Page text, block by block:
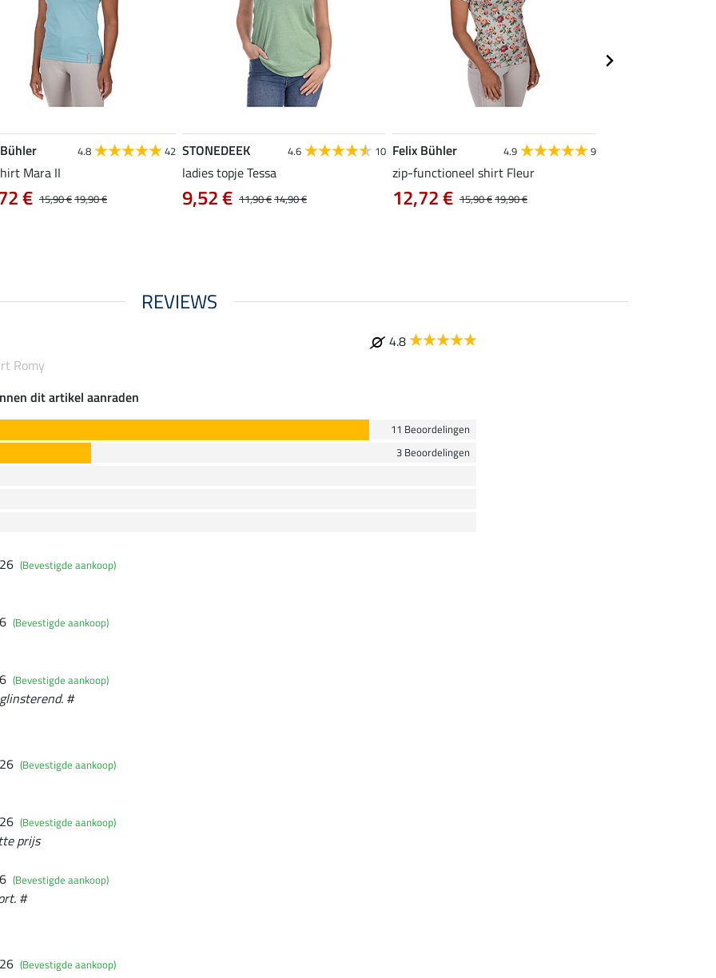
4.8 42
Mara II
15,90 €19,90 €
€
STONEDEEK 4.6 10
ladies topje Tessa
11,90 €14,90 €
9,52 €
Felix Bühler 4.9 9
zip-functioneel shirt Fleur
15,90 €19,90 €
12,72 €
REVIEWS
4.8
Romy
dit artikel aanraden
11 Beoordelingen
3 Beoordelingen
(Bevestigde aankoop)
(Bevestigde aankoop)
(Bevestigde aankoop)
#
(Bevestigde aankoop)
(Bevestigde aankoop)
prijs
(Bevestigde aankoop)
#
(Bevestigde aankoop)